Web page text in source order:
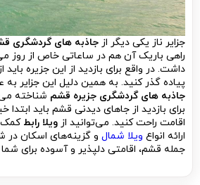
جزایر ناز یکی دیگر از جاذبه های گردشگری
راهی باریک آن هم در ساعاتی خاص از روز
داشت. در واقع برای بازدید از این جزیره
پیاده گذر کنید. به همین دلیل این جزایر
جاذبه های گردشگری جزیره قشم شناخته
برای بازدید از جاهای دیدنی قشم باید ابتدا
اقامت راحت کنید. می‌توانید از ویلا رابط کمک
ارائه انواع ویلا شمال و گزینه‌های اسکان در
جمله قشم، اقامتی دلپذیر و آسوده برای